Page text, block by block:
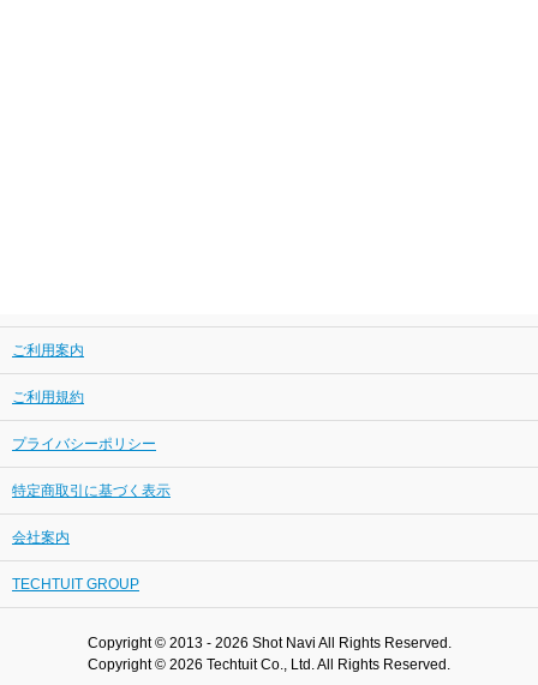
ご利用案内
ご利用規約
プライバシーポリシー
特定商取引に基づく表示
会社案内
TECHTUIT GROUP
Copyright © 2013 - 2026 Shot Navi All Rights Reserved.
Copyright © 2026 Techtuit Co., Ltd. All Rights Reserved.